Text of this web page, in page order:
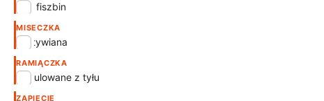
bez fiszbin
MISECZKA
usztywiana
RAMIĄCZKA
Regulowane z tyłu
ZAPIĘCIE